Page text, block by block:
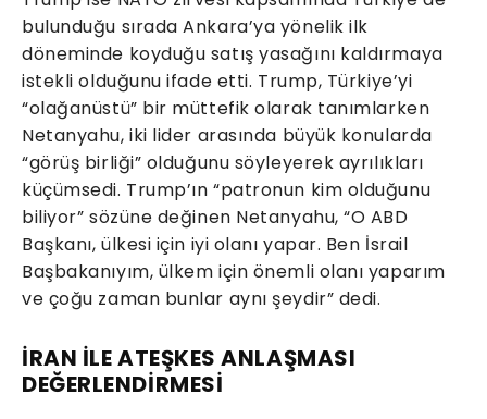
bulunduğu sırada Ankara’ya yönelik ilk
döneminde koyduğu satış yasağını kaldırmaya
istekli olduğunu ifade etti. Trump, Türkiye’yi
“olağanüstü” bir müttefik olarak tanımlarken
Netanyahu, iki lider arasında büyük konularda
“görüş birliği” olduğunu söyleyerek ayrılıkları
küçümsedi. Trump’ın “patronun kim olduğunu
biliyor” sözüne değinen Netanyahu, “O ABD
Başkanı, ülkesi için iyi olanı yapar. Ben İsrail
Başbakanıyım, ülkem için önemli olanı yaparım
ve çoğu zaman bunlar aynı şeydir” dedi.
İRAN İLE ATEŞKES ANLAŞMASI
DEĞERLENDİRMESİ